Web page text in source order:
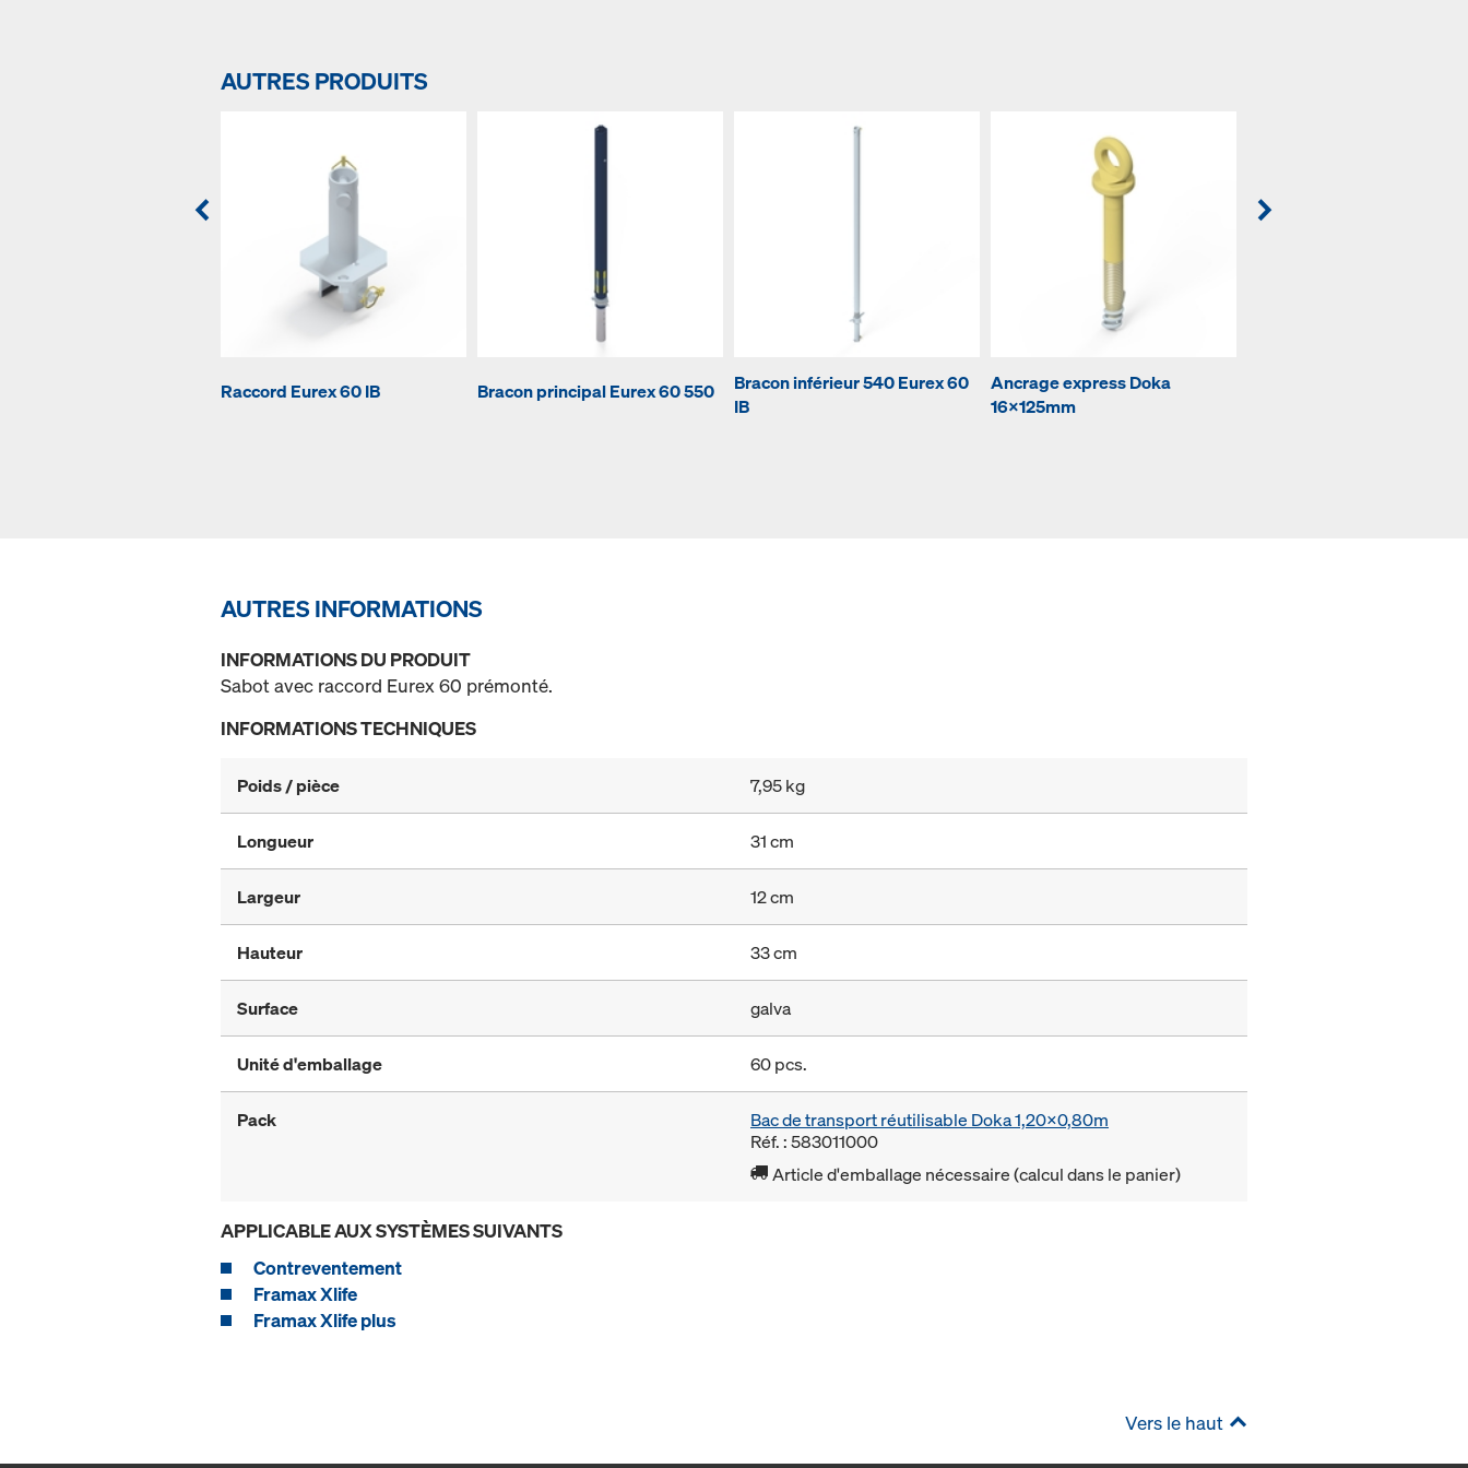
AUTRES PRODUITS
Raccord Eurex 60 IB Bracon principal Eurex 60 550
Bracon inférieur 540 Eurex 60
IB
Ancrage express Doka
16x125mm
AUTRES INFORMATIONS
INFORMATIONS DU PRODUIT
Sabot avec raccord Eurex 60 prémonté.
INFORMATIONS TECHNIQUES
Poids / pièce 7,95 kg
Longueur 31 cm
Largeur 12 cm
Hauteur 33 cm
Surface galva
Unité d'emballage 60 pcs.
Pack
Bac de transport réutilisable Doka 1,20x0,80m
Réf. : 583011000
Article d'emballage nécessaire (calcul dans le panier)
APPLICABLE AUX SYSTÈMES SUIVANTS
Contreventement
Framax Xlife
Framax Xlife plus
Vers le haut